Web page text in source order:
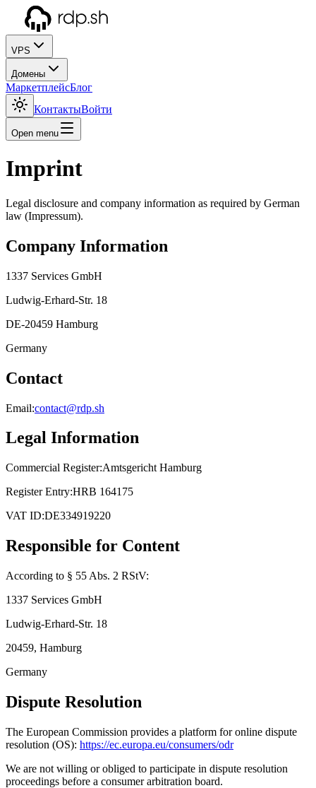
VPS
Домены
МаркетплейсБлог
КонтактыВойти
Open menu
Imprint
Legal disclosure and company information as required by German
law (Impressum).
Company Information
1337 Services GmbH
Ludwig-Erhard-Str. 18
DE-20459 Hamburg
Germany
Contact
Email:contact@rdp.sh
Legal Information
Commercial Register:Amtsgericht Hamburg
Register Entry:HRB 164175
VAT ID:DE334919220
Responsible for Content
According to § 55 Abs. 2 RStV:
1337 Services GmbH
Ludwig-Erhard-Str. 18
20459, Hamburg
Germany
Dispute Resolution
The European Commission provides a platform for online dispute
resolution (OS): https://ec.europa.eu/consumers/odr
We are not willing or obliged to participate in dispute resolution
proceedings before a consumer arbitration board.